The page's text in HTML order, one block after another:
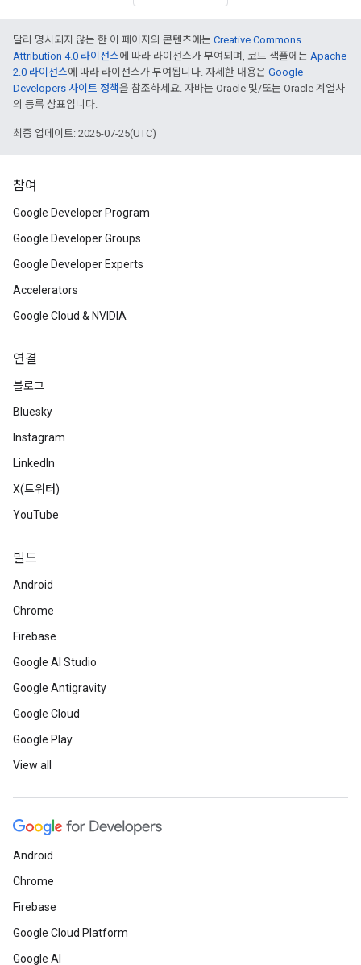
달리 명시되지 않는 한 이 페이지의 콘텐츠에는 Creative Commons
Attribution 4.0 라이선스에 따라 라이선스가 부여되며, 코드 샘플에는 Apache
2.0 라이선스에 따라 라이선스가 부여됩니다. 자세한 내용은 Google
Developers 사이트 정책을 참조하세요. 자바는 Oracle 및/또는 Oracle 계열사
의 등록 상표입니다.
최종 업데이트: 2025-07-25(UTC)
참여
Google Developer Program
Google Developer Groups
Google Developer Experts
Accelerators
Google Cloud & NVIDIA
연결
블로그
Bluesky
Instagram
LinkedIn
X(트위터)
YouTube
빌드
Android
Chrome
Firebase
Google AI Studio
Google Antigravity
Google Cloud
Google Play
View all
Android
Chrome
Firebase
Google Cloud Platform
Google AI